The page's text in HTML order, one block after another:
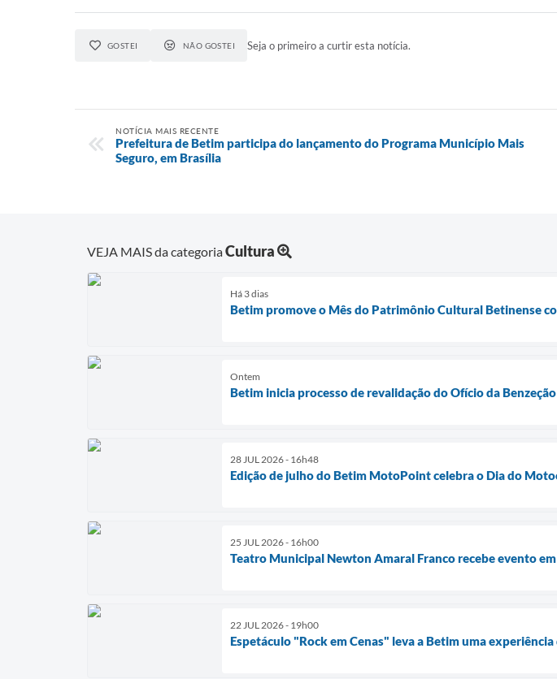
GOSTEI NÃO GOSTEI Seja o primeiro a curtir esta notícia.
NOTÍCIA MAIS RECENTE
Prefeitura de Betim participa do lançamento do Programa Município Mais
Seguro, em Brasília
VEJA MAIS da categoriaCultura
Há 3 dias
Betim promove o Mês do Patrimônio Cultural Betinense
Ontem
Betim inicia processo de revalidação do Ofício da
28 JUL 2026 - 16h48
Edição de julho do Betim MotoPoint celebra o Dia do
25 JUL 2026 - 16h00
Teatro Municipal Newton Amaral Franco recebe evento
22 JUL 2026 - 19h00
Espetáculo "Rock em Cenas" leva a Betim uma